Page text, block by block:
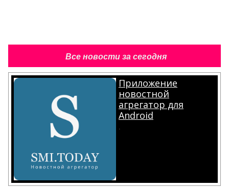
Все новости за сегодня
Приложение
новостной
агрегатор для
Android
.